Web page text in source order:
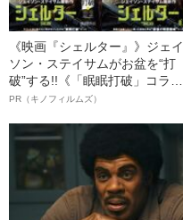
《映画『シェルター』》ジェイ
ソン・ステイサムがお盆を“打
破”する!!《「眠眠打破」コラ
ボ》
PR（キノフィルムズ）